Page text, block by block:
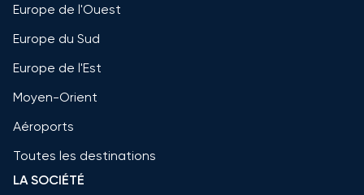
Europe de l'Ouest
Europe du Sud
Europe de l'Est
Moyen-Orient
Aéroports
Toutes les destinations
LA SOCIÉTÉ